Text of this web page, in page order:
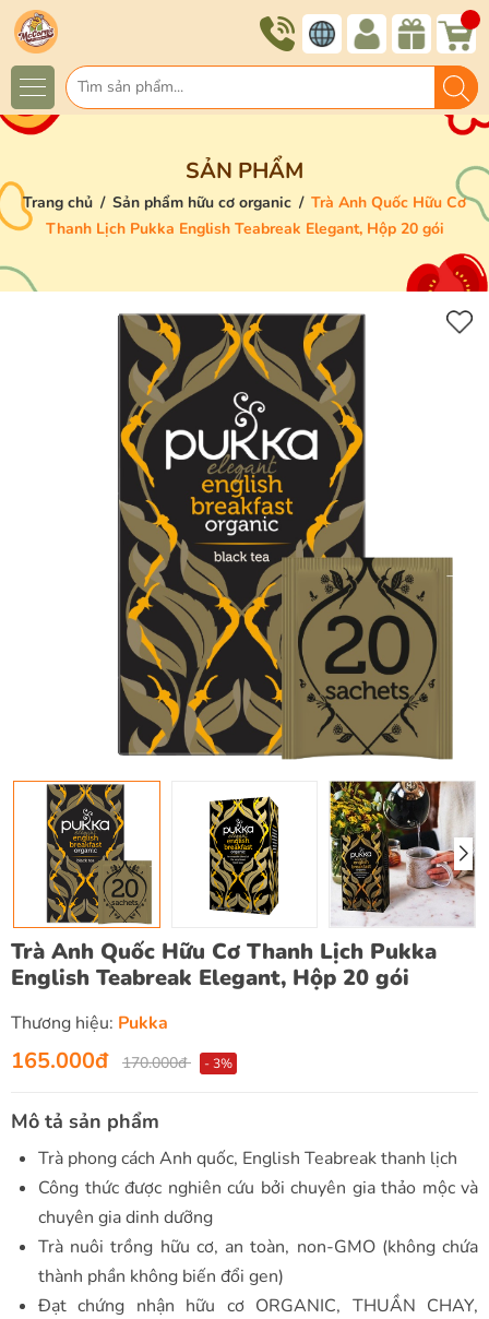
SẢN PHẨM
Trang chủ / Sản phẩm hữu cơ organic / Trà Anh Quốc Hữu Cơ
Thanh Lịch Pukka English Teabreak Elegant, Hộp 20 gói
Trà Anh Quốc Hữu Cơ Thanh Lịch Pukka
English Teabreak Elegant, Hộp 20 gói
Thương hiệu: Pukka
165.000đ 170.000đ - 3%
Mô tả sản phẩm
Trà phong cách Anh quốc, English Teabreak thanh lịch
Công thức được nghiên cứu bởi chuyên gia thảo mộc và
chuyên gia dinh dưỡng
Trà nuôi trồng hữu cơ, an toàn, non-GMO (không chứa
thành phần không biến đổi gen)
Đạt chứng nhận hữu cơ ORGANIC, THUẦN CHAY,